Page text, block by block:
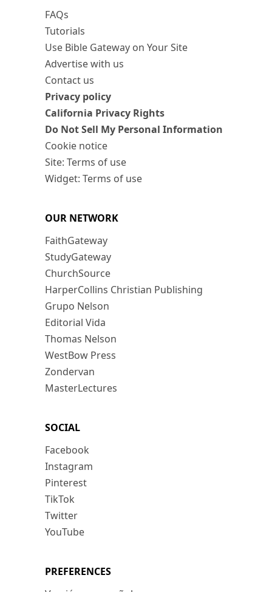
FAQs
Tutorials
Use Bible Gateway on Your Site
Advertise with us
Contact us
Privacy policy
California Privacy Rights
Do Not Sell My Personal Information
Cookie notice
Site: Terms of use
Widget: Terms of use
OUR NETWORK
FaithGateway
StudyGateway
ChurchSource
HarperCollins Christian Publishing
Grupo Nelson
Editorial Vida
Thomas Nelson
WestBow Press
Zondervan
MasterLectures
SOCIAL
Facebook
Instagram
Pinterest
TikTok
Twitter
YouTube
PREFERENCES